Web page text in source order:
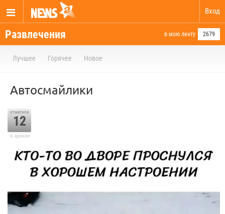
Вход
Развлечения в мою ленту 2679
Лучшее Горячее Новое
Автосмайлики
отметили
12
в архиве